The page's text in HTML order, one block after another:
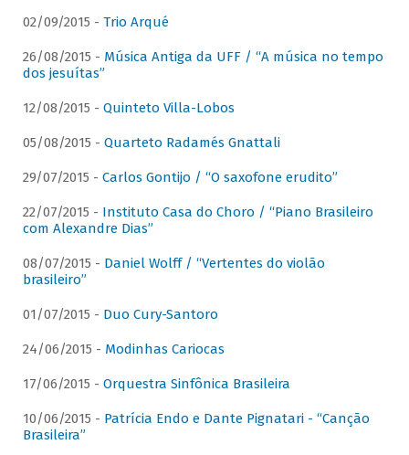
02/09/2015 - Trio Arqué
26/08/2015 - Música Antiga da UFF / “A música no tempo
dos jesuítas”
12/08/2015 - Quinteto Villa-Lobos
05/08/2015 - Quarteto Radamés Gnattali
29/07/2015 - Carlos Gontijo / “O saxofone erudito”
22/07/2015 - Instituto Casa do Choro / “Piano Brasileiro
com Alexandre Dias”
08/07/2015 - Daniel Wolff / “Vertentes do violão
brasileiro”
01/07/2015 - Duo Cury-Santoro
24/06/2015 - Modinhas Cariocas
17/06/2015 - Orquestra Sinfônica Brasileira
10/06/2015 - Patrícia Endo e Dante Pignatari - “Canção
Brasileira”